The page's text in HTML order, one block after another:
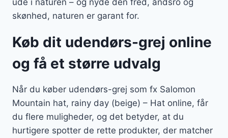
skønhed, naturen er garant for.
Køb dit udendørs-grej online
og få et større udvalg
Når du køber udendørs-grej som fx Salomon
Mountain hat, rainy day (beige) – Hat online, får
du flere muligheder, og det betyder, at du
hurtigere spotter de rette produkter, der matcher